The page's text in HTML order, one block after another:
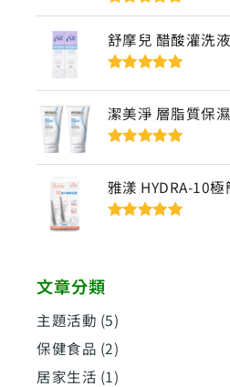
評分5滿分
舒摩兒 醋酸灌洗
5
潔美淨 層脂質保
5
雅漾 HYDRA-10
文章分類
主題活動 (5)
保健食品 (2)
居家生活 (1)